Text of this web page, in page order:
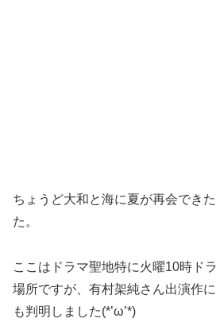
ちょうど大和と海に夏が再会でき
た。
ここはドラマ聖地特に火曜10時ド
場所ですが、有村架純さん出演作
も判明しました(*’ω’*)